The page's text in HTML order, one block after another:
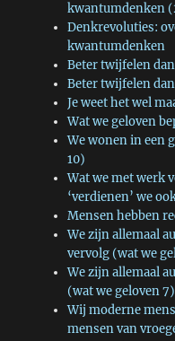
kwantumdenken
Denkrevoluties:
kwantumdenken
Beter twijfelen
Beter twijfelen
Je weet het wel
Wat we geloven
We wonen in een
10)
Wat we met werk
‘verdienen’ we
Mensen hebben
We zijn allemaal
vervolg (wat we
We zijn allemaal
(wat we geloven 7)
Wij moderne
mensen van